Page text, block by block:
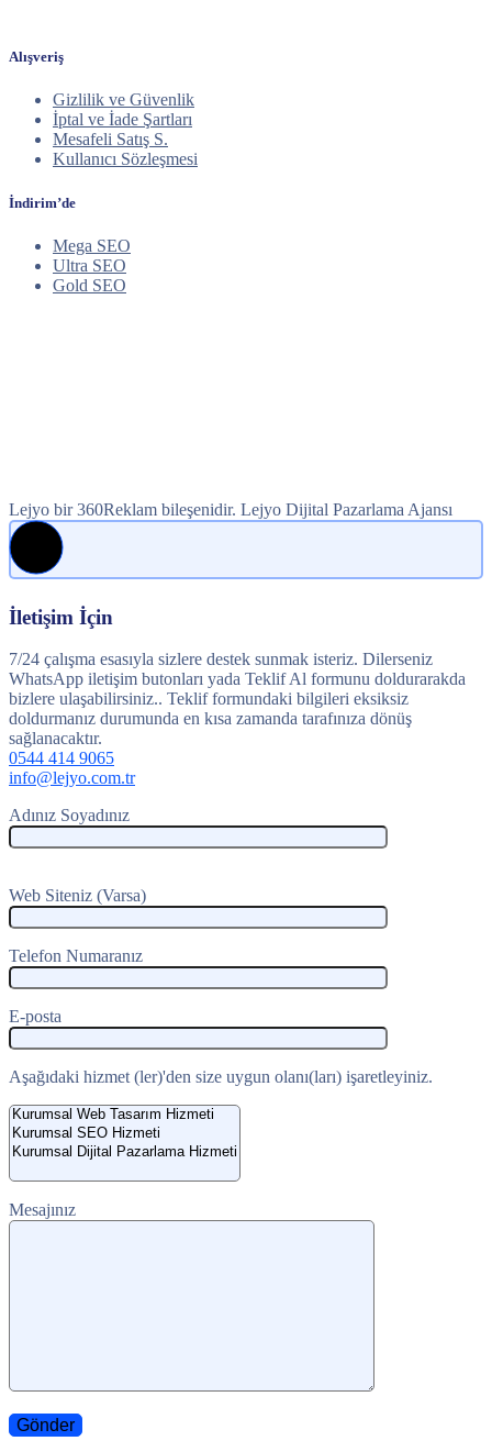
Alışveriş
Gizlilik ve Güvenlik
İptal ve İade Şartları
Mesafeli Satış S.
Kullanıcı Sözleşmesi
İndirim’de
Mega SEO
Ultra SEO
Gold SEO
Lejyo bir 360Reklam bileşenidir. Lejyo Dijital Pazarlama Ajansı
İletişim İçin
7/24 çalışma esasıyla sizlere destek sunmak isteriz. Dilerseniz
WhatsApp iletişim butonları yada Teklif Al formunu doldurarakda
bizlere ulaşabilirsiniz.. Teklif formundaki bilgileri eksiksiz
doldurmanız durumunda en kısa zamanda tarafınıza dönüş
sağlanacaktır.
0544 414 9065
info@lejyo.com.tr
Adınız Soyadınız
Web Siteniz (Varsa)
Telefon Numaranız
E-posta
Aşağıdaki hizmet (ler)'den size uygun olanı(ları) işaretleyiniz.
Mesajınız